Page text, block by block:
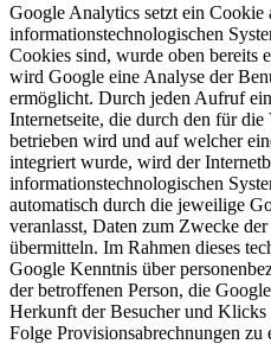
Google Analytics setzt ein Cookie
informationstechnologischen
Cookies sind, wurde oben bereits
wird Google eine Analyse der
ermöglicht. Durch jeden Aufruf
Internetseite, die durch den für
betrieben wird und auf welcher
integriert wurde, wird der
informationstechnologischen
automatisch durch die jeweilige
veranlasst, Daten zum Zwecke
übermitteln. Im Rahmen dieses
Google Kenntnis über
der betroffenen Person, die
Herkunft der Besucher und
Folge Provisionsabrechnungen zu